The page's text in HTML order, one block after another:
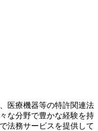
医療機器等の特許関連法
な分野で豊かな経験を持
法務サービスを提供して